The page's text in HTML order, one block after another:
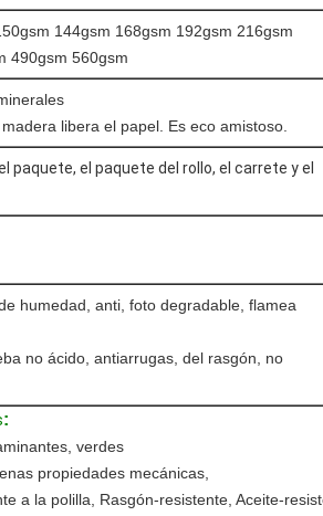
144gsm 168gsm 192gsm 216gsm
490gsm 560gsm
libera el papel. Es eco amistoso.
paquete, el paquete del rollo, el carrete y el
humedad, anti, foto degradable, flamea
no ácido, antiarrugas, del rasgón, no
:
verdes
propiedades mecánicas,
a la polilla, Rasgón-resistente, Aceite-